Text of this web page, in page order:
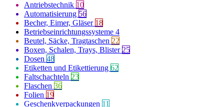
Antriebstechnik 10
Automatisierung 56
Becher, Eimer, Gläser 18
Betriebseinrichtungssysteme 4
Beutel, Säcke, Tragtaschen 22
Boxen, Schalen, Trays, Blister 25
Dosen 48
Etiketten und Etikettierung 62
Faltschachteln 23
Flaschen 36
Folien 19
Geschenkverpackungen 11